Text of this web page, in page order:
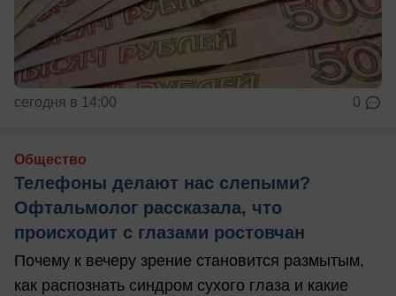
сегодня в 14:00 0
Общество
Телефоны делают нас слепыми?
Офтальмолог рассказала, что
происходит с глазами ростовчан
Почему к вечеру зрение становится размытым,
как распознать синдром сухого глаза и какие